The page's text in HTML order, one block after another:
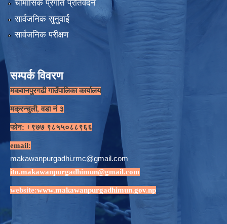
चौमासिक प्रगति प्रतिवेदन
सार्वजनिक सुनुवाई
सार्वजनिक परीक्षण
सम्पर्क विवरण
मकवानपुरगढी गाउँपालिका कार्यालय
मक्रन्चुली, वडा नं ३
फोन: +९७७ ९८५५०८८९६६
email:
makawanpurgadhi.rmc@gmail.com
ito.makawanpurgadhimun@gmail.com
website:www.makawanpurgadhimun.gov.np